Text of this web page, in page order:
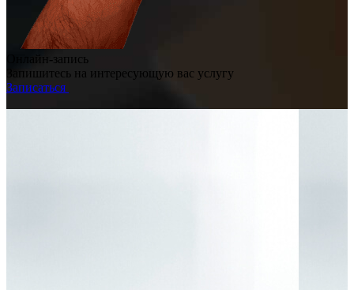
Онлайн-запись
Запишитесь на интересующую вас услугу
Записаться